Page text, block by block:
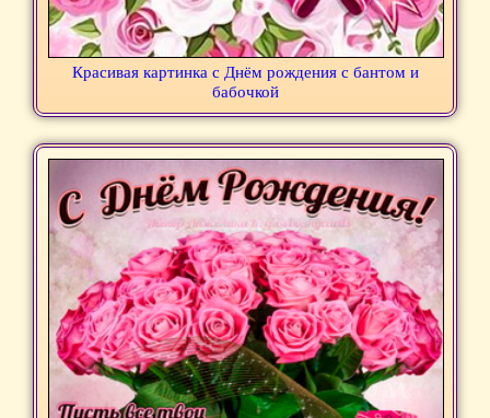
Красивая картинка с Днём рождения с бантом и
бабочкой